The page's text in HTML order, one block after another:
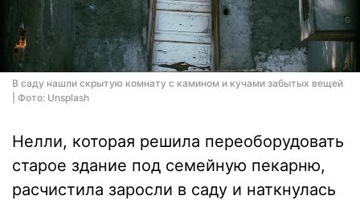
В саду нашли скрытую комнату с камином и кучами забытых вещей
| Фото: Unsplash
Нелли, которая решила переоборудовать
старое здание под семейную пекарню,
расчистила заросли в саду и наткнулась